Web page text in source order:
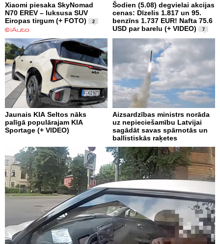
Xiaomi piesaka SkyNomad
N70 EREV – luksusa SUV
Eiropas tirgum (+ FOTO)
2
Šodien (5.08) degvielai akcijas
cenas: Dīzelis 1.817 un 95.
benzīns 1.737 EUR! Nafta 75.6
USD par barelu (+ VIDEO)
7
Jaunais KIA Seltos nāks
palīgā populārajam KIA
Sportage (+ VIDEO)
Aizsardzības ministrs norāda
uz nepieciešamību Latvijai
sagādāt savas spārnotās un
ballistiskās raķetes